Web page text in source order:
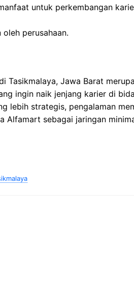
untuk perkembangan
perusahaan.
Tasikmalaya, Jawa Barat
ingin naik jenjang karier di
lebih strategis, pengalaman
Alfamart sebagai jaringan